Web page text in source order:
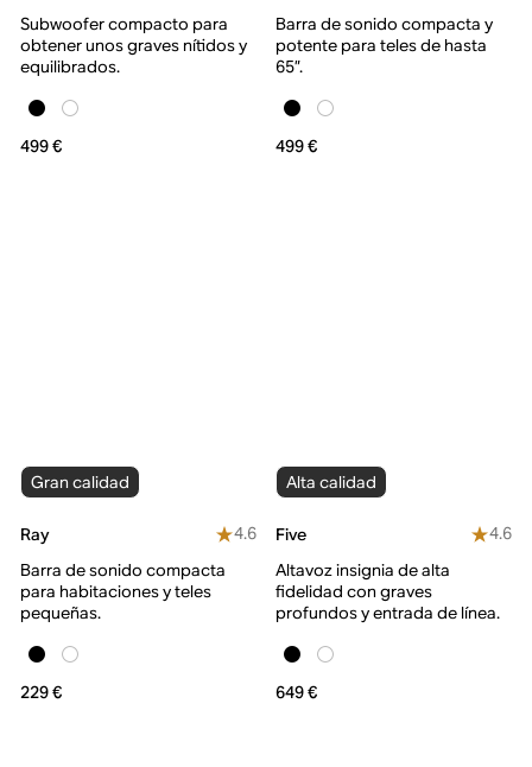
Subwoofer compacto para
obtener unos graves nítidos y
equilibrados.
499 €
Barra de sonido compacta y
potente para teles de hasta
65”.
499 €
Gran calidad
Ray
4.6
Barra de sonido compacta
para habitaciones y teles
pequeñas.
229 €
Alta calidad
Five
4.6
Altavoz insignia de alta
fidelidad con graves
profundos y entrada de línea.
649 €